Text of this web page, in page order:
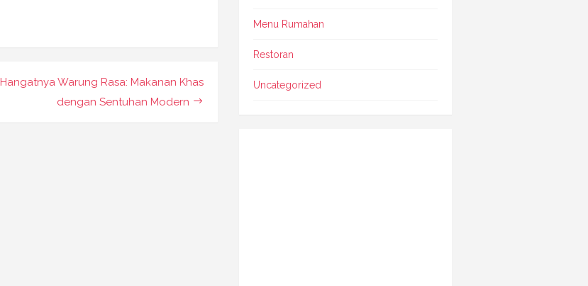
Hangatnya Warung Rasa: Makanan Khas
dengan Sentuhan Modern
Menu Rumahan
Restoran
Uncategorized